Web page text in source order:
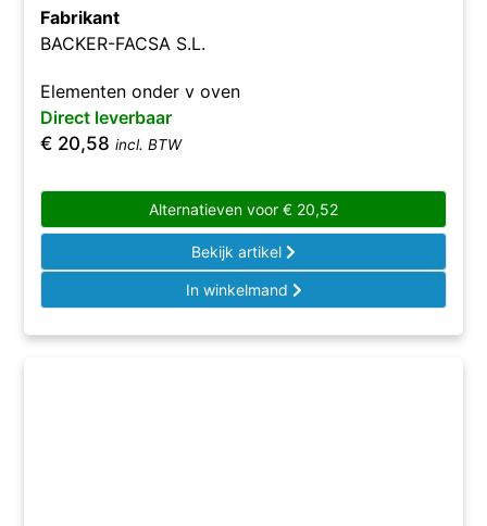
Fabrikant
BACKER-FACSA S.L.
Elementen onder v oven
Direct leverbaar
€ 20,58 incl. BTW
Alternatieven voor € 20,52
Bekijk artikel
In winkelmand